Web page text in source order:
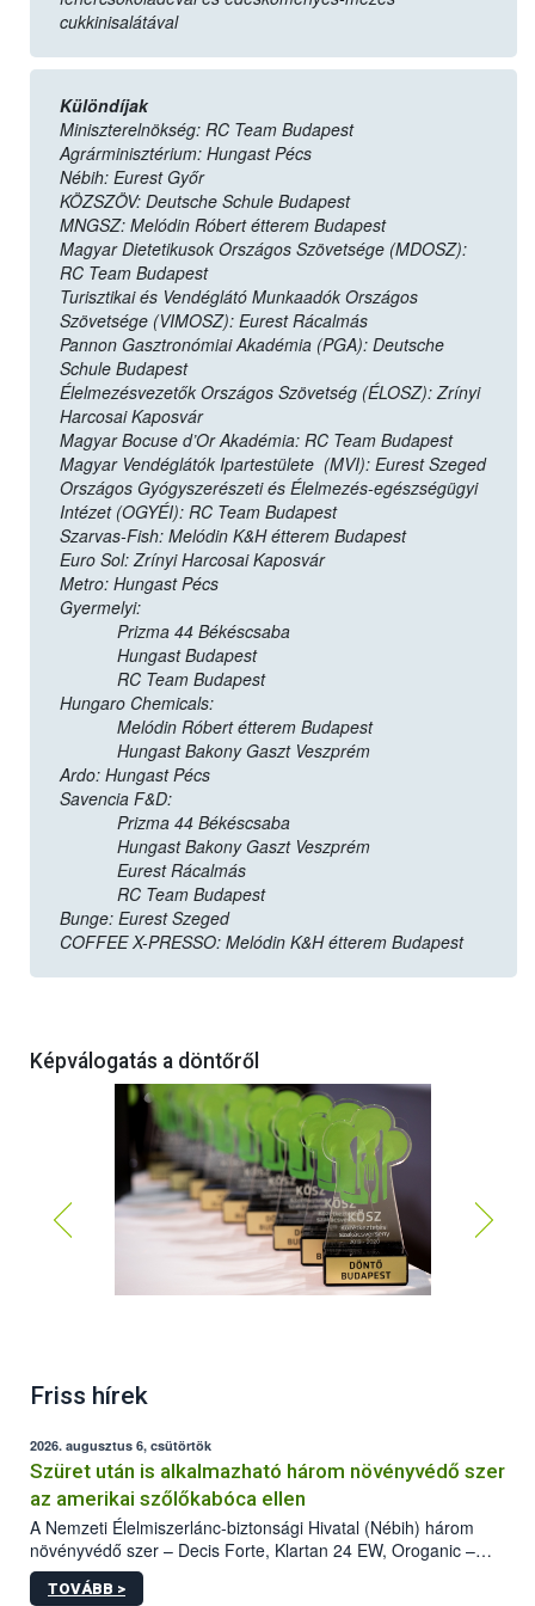
cukkinisalátával
Különdíjak
Miniszterelnökség: RC Team Budapest
Agrárminisztérium: Hungast Pécs
Nébih: Eurest Győr
KÖZSZÖV: Deutsche Schule Budapest
MNGSZ: Melódin Róbert étterem Budapest
Magyar Dietetikusok Országos Szövetsége (MDOSZ):
RC Team Budapest
Turisztikai és Vendéglátó Munkaadók Országos
Szövetsége (VIMOSZ): Eurest Rácalmás
Pannon Gasztronómiai Akadémia (PGA): Deutsche
Schule Budapest
Élelmezésvezetők Országos Szövetség (ÉLOSZ): Zrínyi
Harcosai Kaposvár
Magyar Bocuse d’Or Akadémia: RC Team Budapest
Magyar Vendéglátók Ipartestülete (MVI): Eurest Szeged
Országos Gyógyszerészeti és Élelmezés-egészségügyi
Intézet (OGYÉI): RC Team Budapest
Szarvas-Fish: Melódin K&H étterem Budapest
Euro Sol: Zrínyi Harcosai Kaposvár
Metro: Hungast Pécs
Gyermelyi:
Prizma 44 Békéscsaba
Hungast Budapest
RC Team Budapest
Hungaro Chemicals:
Melódin Róbert étterem Budapest
Hungast Bakony Gaszt Veszprém
Ardo: Hungast Pécs
Savencia F&D:
Prizma 44 Békéscsaba
Hungast Bakony Gaszt Veszprém
Eurest Rácalmás
RC Team Budapest
Bunge: Eurest Szeged
COFFEE X-PRESSO: Melódin K&H étterem Budapest
Képválogatás a döntőről
Friss hírek
2026. augusztus 6, csütörtök
Szüret után is alkalmazható három növényvédő szer
az amerikai szőlőkabóca ellen
A Nemzeti Élelmiszerlánc-biztonsági Hivatal (Nébih) három
növényvédő szer – Decis Forte, Klartan 24 EW, Oroganic –
engedélyokiratát módosította, így azok a szüretet követően,
egészen a vesszőérettség (BBCH 91) stádiumáig
TOVÁBB >